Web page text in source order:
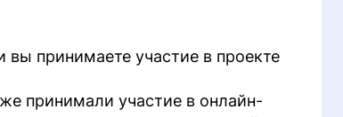
вы принимаете участие в проекте
принимали участие в онлайн-